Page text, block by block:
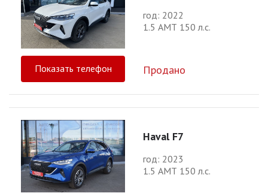
год: 2022
1.5 АМТ 150 л.с.
Показать телефон Продано
Haval F7
год: 2023
1.5 АМТ 150 л.с.